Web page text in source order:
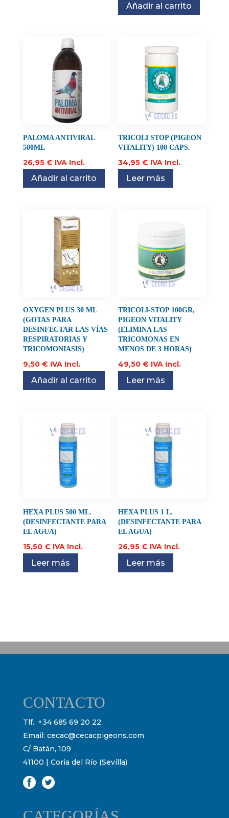
Añadir al carrito
PALOMA ANTIVIRAL
500ML
26,95 € IVA Incl.
Añadir al carrito
TRICOLI STOP (PIGEON
VITALITY) 100 CAPS.
34,95€ IVA Incl.
Leer más
OXYGEN PLUS 30 ML
(GOTAS PARA
DESINFECTAR LAS VÍAS
RESPIRATORIAS Y
TRICOMONIASIS)
9,50 € IVA Incl.
Añadir al carrito
TRICOLI-STOP 100GR,
PIGEON VITALITY
(ELIMINA LAS
TRICOMONAS EN
MENOS DE 3 HORAS)
49,50€ IVA Incl.
Leer más
HEXA PLUS 500 ML.
(DESINFECTANTE PARA
EL AGUA)
15,50 € IVA Incl.
Leer más
HEXA PLUS 1 L.
(DESINFECTANTE PARA
EL AGUA)
26,95€ IVA Incl.
Leer más
CONTACTO
Tlf.: +34 685 69 20 22
Email: cecac@cecacpigeons.com
C/ Batán, 109
41100 | Coria del Río (Sevilla)